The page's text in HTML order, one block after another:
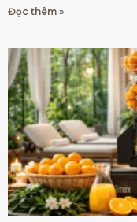
Đọc thêm »